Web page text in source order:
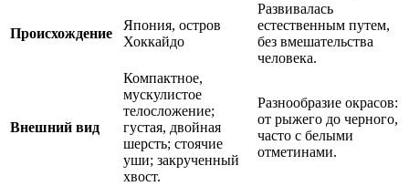
Происхождение
Япония, остров
Хоккайдо
Развивалась
естественным путем,
без вмешательства
человека.
Внешний вид
Компактное,
мускулистое
телосложение;
густая, двойная
шерсть; стоячие
уши; закрученный
хвост.
Разнообразие окрасов:
от рыжего до черного,
часто с белыми
отметинами.